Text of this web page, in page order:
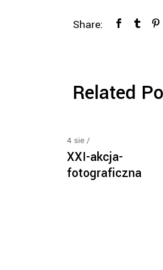
Share:
Related
4 sie
XXI-akcja-
fotograficzna